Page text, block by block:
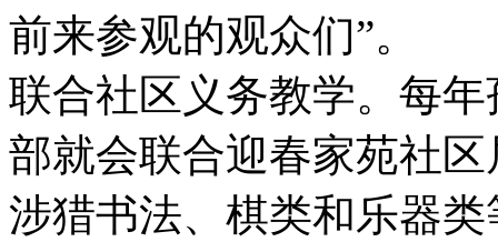
前来参观的观众们”。
联合社区义务教学。每
部就会联合迎春家苑社
涉猎书法、棋类和乐器